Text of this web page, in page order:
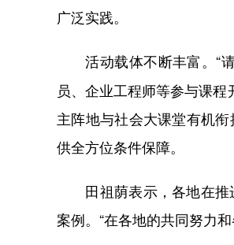
广泛实践。
活动载体不断丰富。“
员、企业工程师等参与课
主阵地与社会大课堂有机
供全方位条件保障。
田祖荫表示，各地在推
案例。“在各地的共同努力